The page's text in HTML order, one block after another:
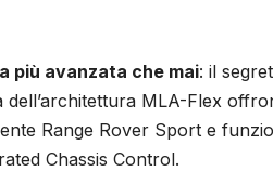
più avanzata che mai: il
dell’architettura MLA-Flex
Range Rover Sport e
Chassis Control.